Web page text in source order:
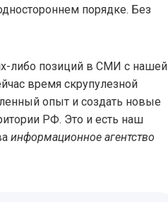
порядке. Без
либо позиций в СМИ с нашей
время скрупулезной
опыт и создать новые
РФ. Это и есть наш
информационное агентство